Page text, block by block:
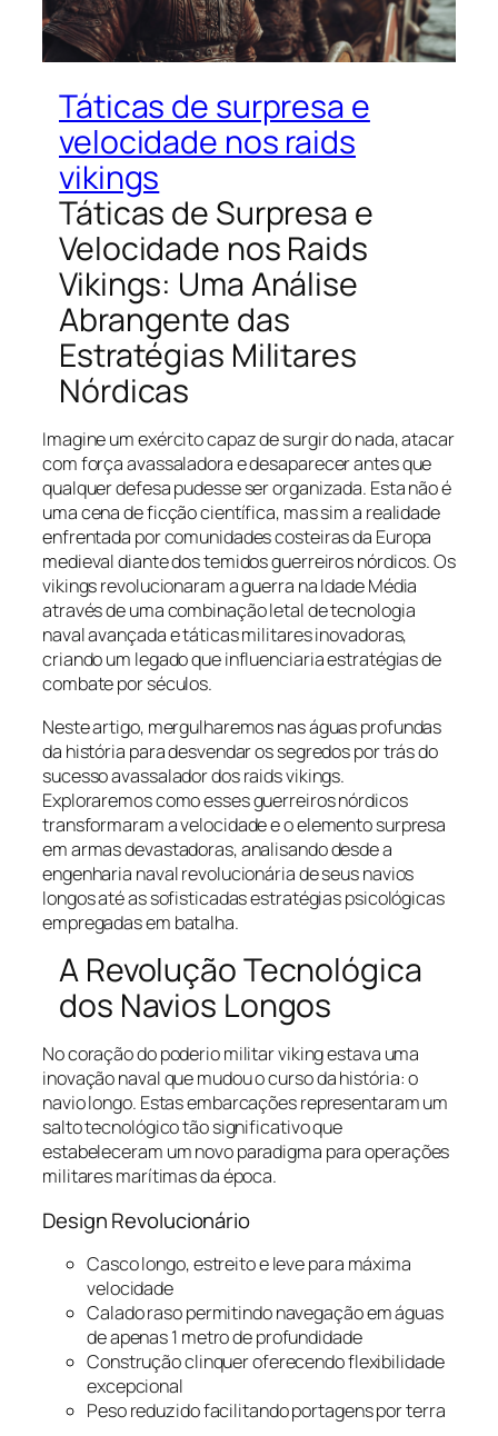
Táticas de surpresa e
velocidade nos raids
vikings
Táticas de Surpresa e
Velocidade nos Raids
Vikings: Uma Análise
Abrangente das
Estratégias Militares
Nórdicas
Imagine um exército capaz de surgir do nada, atacar
com força avassaladora e desaparecer antes que
qualquer defesa pudesse ser organizada. Esta não é
uma cena de ficção científica, mas sim a realidade
enfrentada por comunidades costeiras da Europa
medieval diante dos temidos guerreiros nórdicos. Os
vikings revolucionaram a guerra na Idade Média
através de uma combinação letal de tecnologia
naval avançada e táticas militares inovadoras,
criando um legado que influenciaria estratégias de
combate por séculos.
Neste artigo, mergulharemos nas águas profundas
da história para desvendar os segredos por trás do
sucesso avassalador dos raids vikings.
Exploraremos como esses guerreiros nórdicos
transformaram a velocidade e o elemento surpresa
em armas devastadoras, analisando desde a
engenharia naval revolucionária de seus navios
longos até as sofisticadas estratégias psicológicas
empregadas em batalha.
A Revolução Tecnológica
dos Navios Longos
No coração do poderio militar viking estava uma
inovação naval que mudou o curso da história: o
navio longo. Estas embarcações representaram um
salto tecnológico tão significativo que
estabeleceram um novo paradigma para operações
militares marítimas da época.
Design Revolucionário
Casco longo, estreito e leve para máxima
velocidade
Calado raso permitindo navegação em águas
de apenas 1 metro de profundidade
Construção clinquer oferecendo flexibilidade
excepcional
Peso reduzido facilitando portagens por terra